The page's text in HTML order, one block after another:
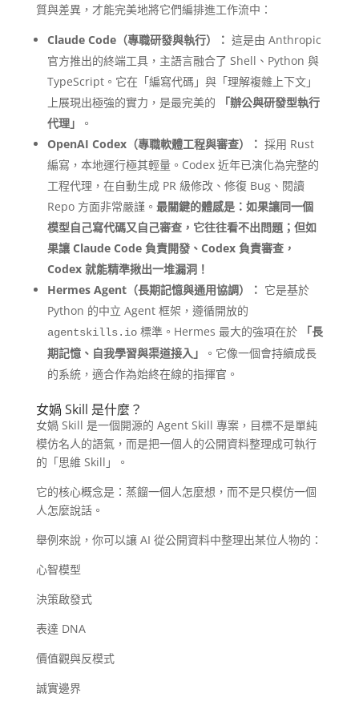
質與差異，才能完美地將它們編排進工作流中：
Claude Code（專職研發與執行）： 這是由 Anthropic
官方推出的終端工具，主語言融合了 Shell、Python 與
TypeScript。它在「編寫代碼」與「理解複雜上下文」
上展現出極強的實力，是最完美的
「辦公與研發型執行
代理」
。
OpenAI Codex（專職軟體工程與審查）： 採用 Rust
編寫，本地運行極其輕量。Codex 近年已演化為完整的
工程代理，在自動生成 PR 級修改、修復 Bug、閱讀
Repo 方面非常嚴謹。 最關鍵的體感是：如果讓同一個
模型自己寫代碼又自己審查，它往往看不出問題；但如
果讓 Claude Code 負責開發、Codex 負責審查，
Codex 就能精準揪出一堆漏洞！
Hermes Agent（長期記憶與通用協調）： 它是基於
Python 的中立 Agent 框架，遵循開放的
agentskills.io標準。Hermes 最大的強項在於
「長
期記憶、自我學習與渠道接入」
。它像一個會持續成長
的系統，適合作為始終在線的指揮官。
女媧 Skill 是什麼？
女媧 Skill 是一個開源的 Agent Skill 專案，目標不是單純
模仿名人的語氣，而是把一個人的公開資料整理成可執行
的「思維 Skill」。
它的核心概念是：蒸餾一個人怎麼想，而不是只模仿一個
人怎麼說話。
舉例來說，你可以讓 AI 從公開資料中整理出某位人物的：
心智模型
決策啟發式
表達 DNA
價值觀與反模式
誠實邊界